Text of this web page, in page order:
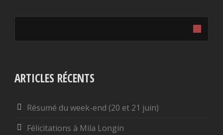
ARTICLES RÉCENTS
Résumé du week-end (20 et 21 juin)
Félicitations à Mila Longin